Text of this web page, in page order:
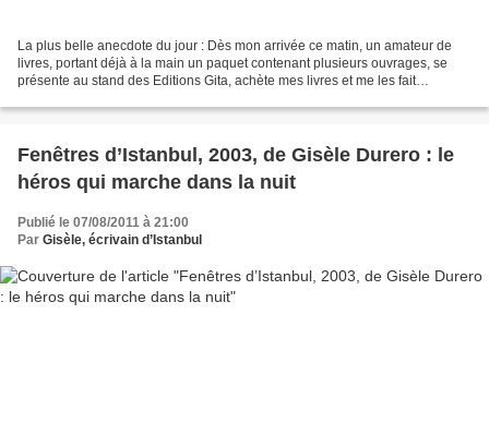
La plus belle anecdote du jour : Dès mon arrivée ce matin, un amateur de
livres, portant déjà à la main un paquet contenant plusieurs ouvrages, se
présente au stand des Editions Gita, achète mes livres et me les fait
Fenêtres d’Istanbul, 2003, de Gisèle Durero : le
héros qui marche dans la nuit
Publié le 07/08/2011 à 21:00
Par Gisèle, écrivain d’Istanbul